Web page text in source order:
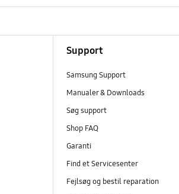
Support
Samsung Support
Manualer & Downloads
Søg support
Shop FAQ
Garanti
Find et Servicesenter
Fejlsøg og bestil reparation